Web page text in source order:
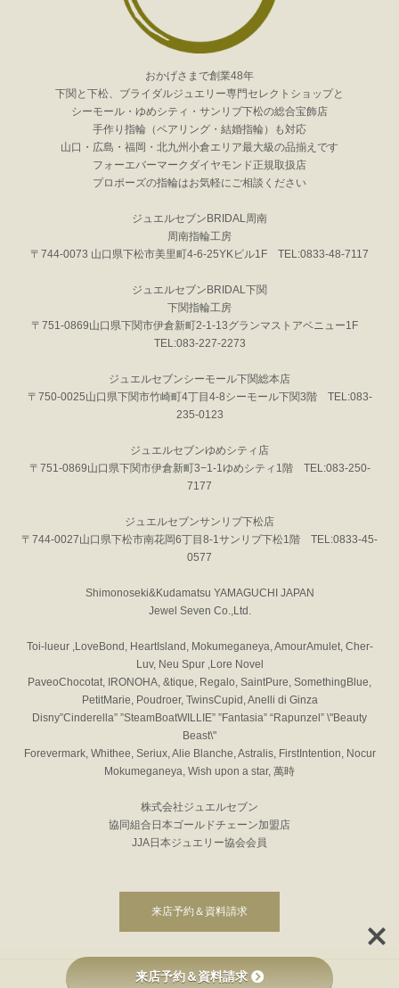
おかげさまで創業48年
下関と下松、ブライダルジュエリー専門セレクトショップと
シーモール・ゆめシティ・サンリブ下松の総合宝飾店
手作り指輪（ペアリング・結婚指輪）も対応
山口・広島・福岡・北九州小倉エリア最大級の品揃えです
フォーエバーマークダイヤモンド正規取扱店
プロポーズの指輪はお気軽にご相談ください
ジュエルセブンBRIDAL周南
周南指輪工房
〒744-0073 山口県下松市美里町4-6-25YKビル1F TEL:0833-48-7117
ジュエルセブンBRIDAL下関
下関指輪工房
〒751-0869山口県下関市伊倉新町2-1-13グランマストアベニュー1F
TEL:083-227-2273
ジュエルセブンシーモール下関総本店
〒750-0025山口県下関市竹崎町4丁目4-8シーモール下関3階 TEL:083-
235-0123
ジュエルセブンゆめシティ店
〒751-0869山口県下関市伊倉新町3−1-1ゆめシティ1階 TEL:083-250-
7177
ジュエルセブンサンリブ下松店
〒744-0027山口県下松市南花岡6丁目8-1サンリブ下松1階 TEL:0833-45-
0577
Shimonoseki&Kudamatsu YAMAGUCHI JAPAN
Jewel Seven Co.,Ltd.
Toi-lueur ,LoveBond, HeartIsland, Mokumeganeya, AmourAmulet, Cher-
Luv, Neu Spur ,Lore Novel
PaveoChocotat, IRONOHA, &tique, Regalo, SaintPure, SomethingBlue,
PetitMarie, Poudroer, TwinsCupid, Anelli di Ginza
Disny”Cinderella” ”SteamBoatWILLIE” ”Fantasia” “Rapunzel” \"Beauty
Beast\"
Forevermark, Whithee, Seriux, Alie Blanche, Astralis, FirstIntention, Nocur
Mokumeganeya, Wish upon a star, 萬時
株式会社ジュエルセブン
協同組合日本ゴールドチェーン加盟店
JJA日本ジュエリー協会会員
来店予約＆資料請求
Copyright © JEWEL SEVEN All Rights Reserved.
来店予約＆資料請求